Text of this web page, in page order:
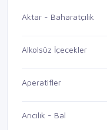
Aktar - Baharatçılık
Alkolsüz İçecekler
Aperatifler
Arıcılık - Bal